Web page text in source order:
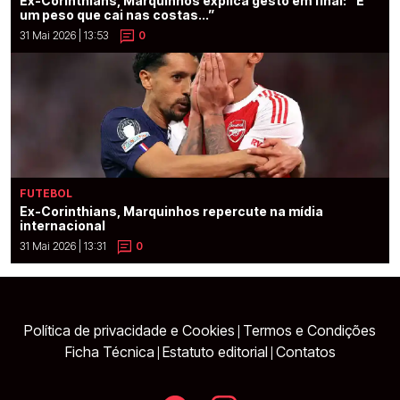
um peso que cai nas costas...”
31 Mai 2026 | 13:53 0
FUTEBOL
Ex-Corinthians, Marquinhos repercute na mídia
internacional
31 Mai 2026 | 13:31 0
Política de privacidade e Cookies Termos e Condições
Ficha Técnica Estatuto editorial Contatos